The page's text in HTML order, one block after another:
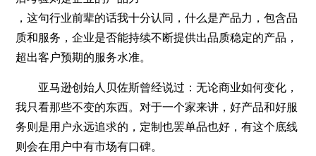
，这句行业前辈的话我十分认同，什么是产品力，包含品
质和服务，企业是否能持续不断提供出品质稳定的产品，
超出客户预期的服务水准。
亚马逊创始人贝佐斯曾经说过：无论商业如何变化，
我只看那些不变的东西。对于一个家来讲，好产品和好服
务则是用户永远追求的，定制也罢单品也好，有这个底线
则会在用户中有市场有口碑。